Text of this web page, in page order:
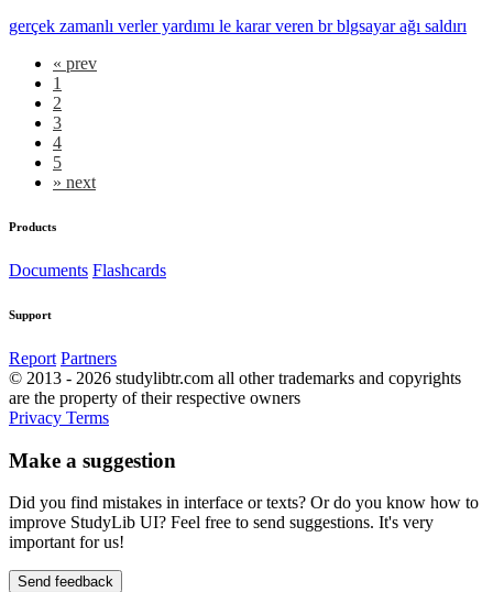
gerçek zamanlı verler yardımı le karar veren br blgsayar ağı saldırı
« prev
1
2
3
4
5
» next
Products
Documents Flashcards
Support
Report Partners
© 2013 - 2026 studylibtr.com all other trademarks and copyrights
are the property of their respective owners
Privacy Terms
Make a suggestion
Did you find mistakes in interface or texts? Or do you know how to
improve StudyLib UI? Feel free to send suggestions. It's very
important for us!
Send feedback